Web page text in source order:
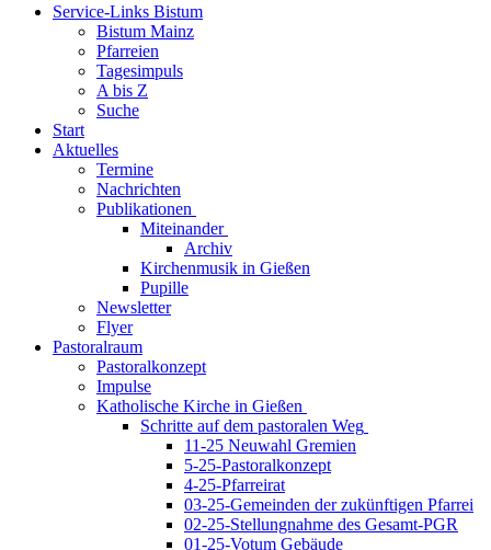
Service-Links Bistum
Bistum Mainz
Pfarreien
Tagesimpuls
A bis Z
Suche
Start
Aktuelles
Termine
Nachrichten
Publikationen
Miteinander
Archiv
Kirchenmusik in Gießen
Pupille
Newsletter
Flyer
Pastoralraum
Pastoralkonzept
Impulse
Katholische Kirche in Gießen
Schritte auf dem pastoralen Weg
11-25 Neuwahl Gremien
5-25-Pastoralkonzept
4-25-Pfarreirat
03-25-Gemeinden der zukünftigen Pfarrei
02-25-Stellungnahme des Gesamt-PGR
01-25-Votum Gebäude